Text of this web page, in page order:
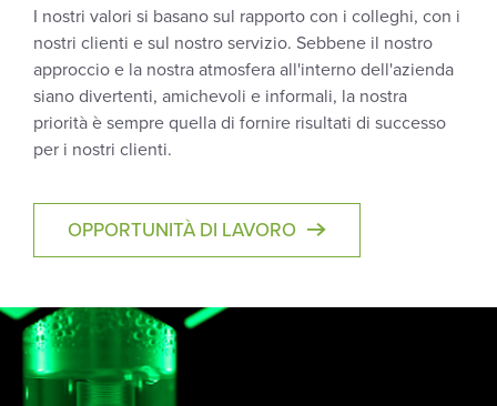
I nostri valori si basano sul rapporto con i colleghi, con i
nostri clienti e sul nostro servizio. Sebbene il nostro
approccio e la nostra atmosfera all'interno dell'azienda
siano divertenti, amichevoli e informali, la nostra
priorità è sempre quella di fornire risultati di successo
per i nostri clienti.
OPPORTUNITÀ DI LAVORO